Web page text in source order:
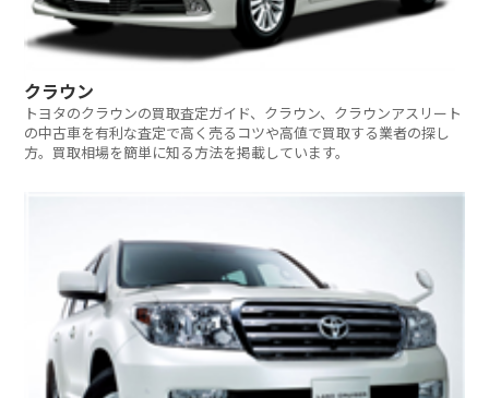
クラウン
トヨタのクラウンの買取査定ガイド、クラウン、クラウンアスリート
の中古車を有利な査定で高く売るコツや高値で買取する業者の探し
方。買取相場を簡単に知る方法を掲載しています。